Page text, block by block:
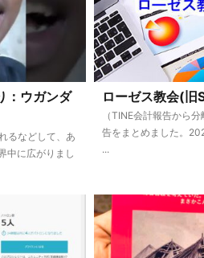
：ウガンダ
るなどして、あ
中に広がりまし
ローゼス教会(旧
（TINE会計報告から
告をまとめました。
...